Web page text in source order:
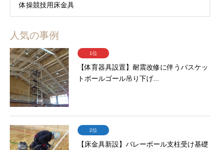
体操競技用床金具
人気の事例
1位
【体育器具設置】耐震改修に伴うバスケッ
トボールゴール吊り下げ...
2位
【床金具新設】バレーボール支柱受け基礎